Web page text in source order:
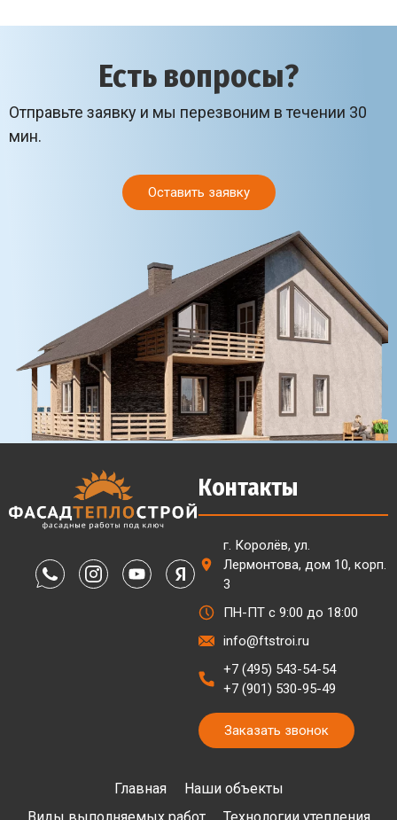
Есть вопросы?
Отправьте заявку и мы перезвоним в течении 30
мин.
Оставить заявку
Главная
Наши объекты
Контакты
г. Королёв, ул.
Лермонтова, дом 10, корп.
3
ПН-ПТ с 9:00 до 18:00
info@ftstroi.ru
+7 (495) 543-54-54
+7 (901) 530-95-49
Заказать звонок